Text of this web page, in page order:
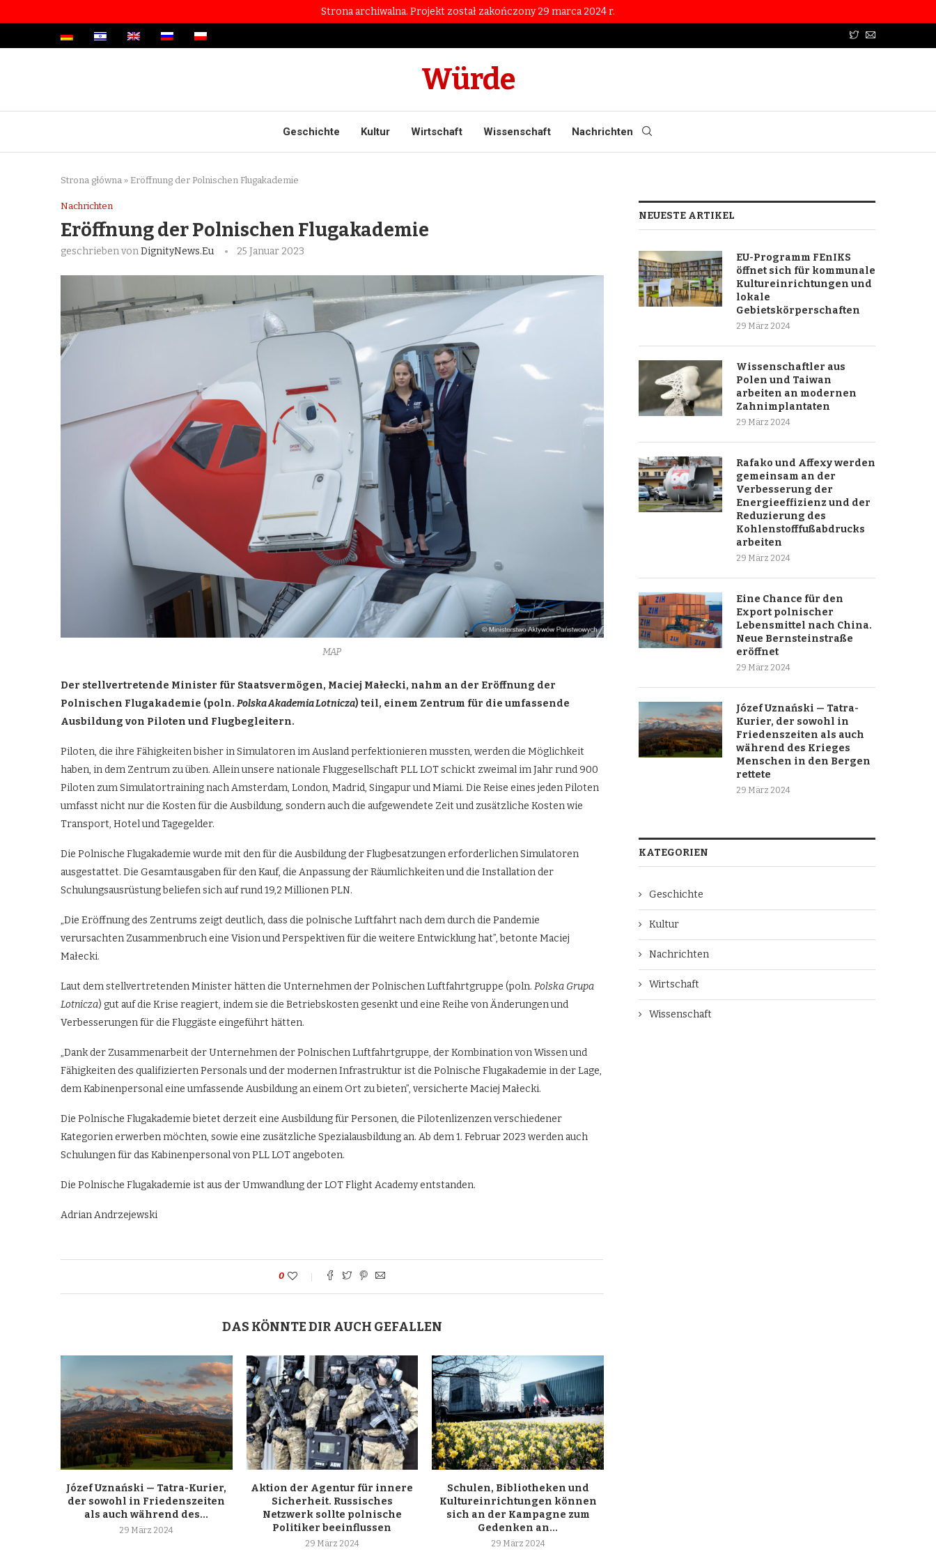
Strona archiwalna. Projekt został zakończony 29 marca 2024 r.
Würde
Geschichte Kultur Wirtschaft Wissenschaft Nachrichten
Strona główna » Eröffnung der Polnischen Flugakademie
Nachrichten
Eröffnung der Polnischen Flugakademie
geschrieben vonDignityNews.eu 25 Januar 2023
MAP
Der stellvertretende Minister für Staatsvermögen, Maciej Małecki, nahm an der Eröffnung der
Polnischen Flugakademie (poln. Polska Akademia Lotnicza) teil, einem Zentrum für die umfassende
Ausbildung von Piloten und Flugbegleitern.
Piloten, die ihre Fähigkeiten bisher in Simulatoren im Ausland perfektionieren mussten, werden die Möglichkeit
haben, in dem Zentrum zu üben. Allein unsere nationale Fluggesellschaft PLL LOT schickt zweimal im Jahr rund 900
Piloten zum Simulatortraining nach Amsterdam, London, Madrid, Singapur und Miami. Die Reise eines jeden Piloten
umfasst nicht nur die Kosten für die Ausbildung, sondern auch die aufgewendete Zeit und zusätzliche Kosten wie
Transport, Hotel und Tagegelder.
Die Polnische Flugakademie wurde mit den für die Ausbildung der Flugbesatzungen erforderlichen Simulatoren
ausgestattet. Die Gesamtausgaben für den Kauf, die Anpassung der Räumlichkeiten und die Installation der
Schulungsausrüstung beliefen sich auf rund 19,2 Millionen PLN.
„Die Eröffnung des Zentrums zeigt deutlich, dass die polnische Luftfahrt nach dem durch die Pandemie
verursachten Zusammenbruch eine Vision und Perspektiven für die weitere Entwicklung hat”, betonte Maciej
Małecki.
Laut dem stellvertretenden Minister hätten die Unternehmen der Polnischen Luftfahrtgruppe (poln. Polska Grupa
Lotnicza) gut auf die Krise reagiert, indem sie die Betriebskosten gesenkt und eine Reihe von Änderungen und
Verbesserungen für die Fluggäste eingeführt hätten.
„Dank der Zusammenarbeit der Unternehmen der Polnischen Luftfahrtgruppe, der Kombination von Wissen und
Fähigkeiten des qualifizierten Personals und der modernen Infrastruktur ist die Polnische Flugakademie in der Lage,
dem Kabinenpersonal eine umfassende Ausbildung an einem Ort zu bieten”, versicherte Maciej Małecki.
Die Polnische Flugakademie bietet derzeit eine Ausbildung für Personen, die Pilotenlizenzen verschiedener
Kategorien erwerben möchten, sowie eine zusätzliche Spezialausbildung an. Ab dem 1. Februar 2023 werden auch
Schulungen für das Kabinenpersonal von PLL LOT angeboten.
Die Polnische Flugakademie ist aus der Umwandlung der LOT Flight Academy entstanden.
Adrian Andrzejewski
0
DAS KÖNNTE DIR AUCH GEFALLEN
Józef Uznański — Tatra-Kurier,
der sowohl in Friedenszeiten
als auch während des...
29 März 2024
Aktion der Agentur für innere
Sicherheit. Russisches
Netzwerk sollte polnische
Politiker beeinflussen
29 März 2024
Schulen, Bibliotheken und
Kultureinrichtungen können
sich an der Kampagne zum
Gedenken an...
29 März 2024
NEUESTE ARTIKEL
EU-Programm FEnIKS
öffnet sich für kommunale
Kultureinrichtungen und
lokale
Gebietskörperschaften
29 März 2024
Wissenschaftler aus
Polen und Taiwan
arbeiten an modernen
Zahnimplantaten
29 März 2024
Rafako und Affexy werden
gemeinsam an der
Verbesserung der
Energieeffizienz und der
Reduzierung des
Kohlenstofffußabdrucks
arbeiten
29 März 2024
Eine Chance für den
Export polnischer
Lebensmittel nach China.
Neue Bernsteinstraße
eröffnet
29 März 2024
Józef Uznański — Tatra-
Kurier, der sowohl in
Friedenszeiten als auch
während des Krieges
Menschen in den Bergen
rettete
29 März 2024
KATEGORIEN
Geschichte
Kultur
Nachrichten
Wirtschaft
Wissenschaft